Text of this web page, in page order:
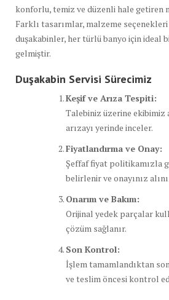
konforlu, temiz ve düzenli hale getiren
Farklı tasarımlar, malzeme
duşakabinler, her türlü banyo için ideal
gelmiştir.
Duşakabin Servisi Sürecimiz
Keşif ve Arıza Tespiti:
Talebiniz üzerine ekibimiz
arızayı yerinde inceler.
Fiyatlandırma ve Onay:
Şeffaf fiyat politikamızla
belirlenir ve onayınız
Onarım ve Bakım:
Orijinal yedek parçalar
çözüm sağlanır.
Son Kontrol:
İşlem tamamlandıktan
ve teslim öncesi kontrol